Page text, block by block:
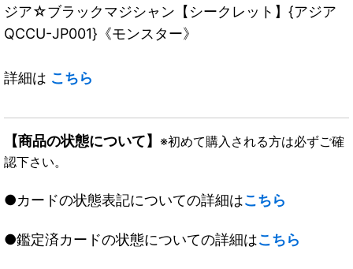
ジア☆ブラックマジシャン【シークレット】{アジア
QCCU-JP001}《モンスター》
詳細は こちら
【商品の状態について】 ※初めて購入される方は必ずご確
認下さい。
●カードの状態表記についての詳細はこちら
●鑑定済カードの状態についての詳細はこちら